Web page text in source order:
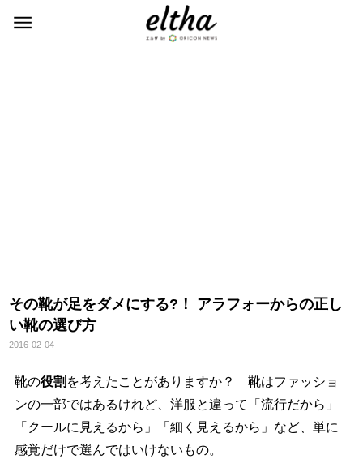
その靴が足をダメにする?！ アラフォーからの正し
い靴の選び方
2016-02-04
靴の役割 を考えたことがありますか？ 靴はファッショ
ンの一部ではあるけれど、洋服と違って「流行だから」
「クールに見えるから」「細く見えるから」など、単に
感覚だけで選んではいけないもの。